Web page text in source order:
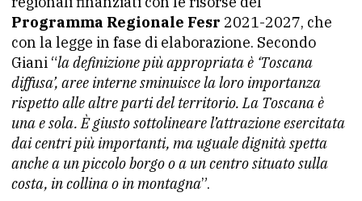
Programma Regionale Fesr 2021-2027, che
con la legge in fase di elaborazione. Secondo
Giani “la definizione più appropriata è ‘Toscana
diffusa’, aree interne sminuisce la loro importanza
rispetto alle altre parti del territorio. La Toscana è
una e sola. È giusto sottolineare l’attrazione esercitata
dai centri più importanti, ma uguale dignità spetta
anche a un piccolo borgo o a un centro situato sulla
costa, in collina o in montagna”.